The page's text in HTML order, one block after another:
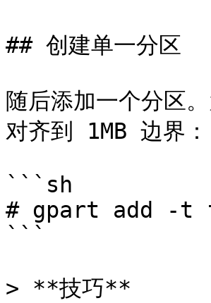
## 创建单一分区
随后添加一个分区
对齐到 1MB 边界：
```sh
# gpart add -t
```
> **技巧**